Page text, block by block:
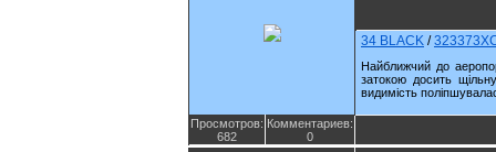
34 BLACK /
Найближчий до
затокою досить
видимість
Просмотров:
682
Комментариев:
0